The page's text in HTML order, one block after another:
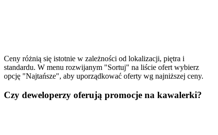
Ceny różnią się istotnie w zależności od lokalizacji, piętra i
standardu. W menu rozwijanym "Sortuj" na liście ofert wybierz
opcję "Najtańsze", aby uporządkować oferty wg najniższej ceny.
Czy deweloperzy oferują promocje na kawalerki?